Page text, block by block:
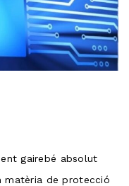
gairebé absolut
matèria de protecció